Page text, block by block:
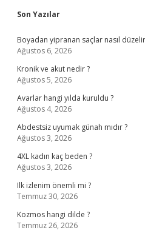
Sidebar
Son Yazılar
Boyadan yipranan saçlar nasıl
Ağustos 6, 2026
Kronik ve akut nedir ?
Ağustos 5, 2026
Avarlar hangi yılda kuruldu ?
Ağustos 4, 2026
Abdestsiz uyumak günah mıdır ?
Ağustos 3, 2026
4XL kadın kaç beden ?
Ağustos 3, 2026
Ilk izlenim önemli mi ?
Temmuz 30, 2026
Kozmos hangi dilde ?
Temmuz 26, 2026